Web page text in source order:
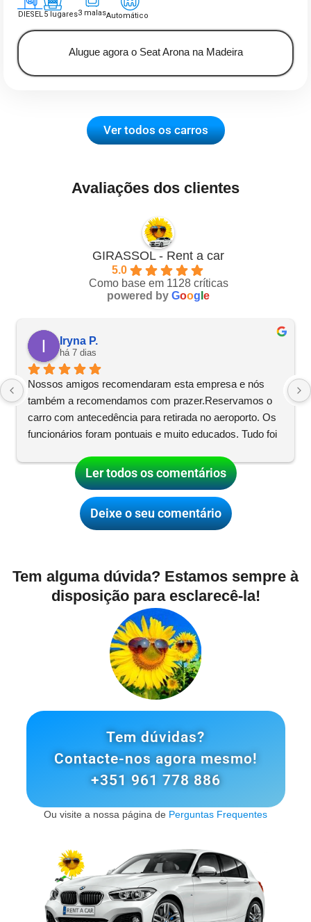
DIESEL5 lugares3 malasAutomático
Alugue agora o Seat Arona na Madeira
Ver todos os carros
Avaliações dos clientes
GIRASSOL - Rent a car
5.0
Como base em 1128 críticas
powered by Goog e
Iryna P.
há 7 dias
Nossos amigos recomendaram esta empresa e nós
também a recomendamos com prazer.Reservamos o
carro com antecedência para retirada no aeroporto. Os
funcionários foram pontuais e muito educados. Tudo foi
retirada do carro. O pagamento foi rápido e fácil, e o
pagamento com cartão foi aceito.O... ler mais
Ler todos os comentários
Deixe o seu comentário
Tem alguma dúvida? Estamos sempre à
disposição para esclarecê-la!
Tem dúvidas?
Contacte-nos agora mesmo!
+351 961 778 886
Ou visite a nossa página de Perguntas Frequentes